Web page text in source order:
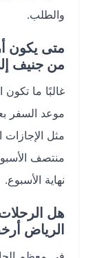
والطلب.
متى يكون
من جنيف إلى
غالبًا ما تكون
موعد السفر بعدة
مثل الإجازات
منتصف الأسبوع قد
نهاية الأسبوع.
هل الرحلات
الرياض أرخص